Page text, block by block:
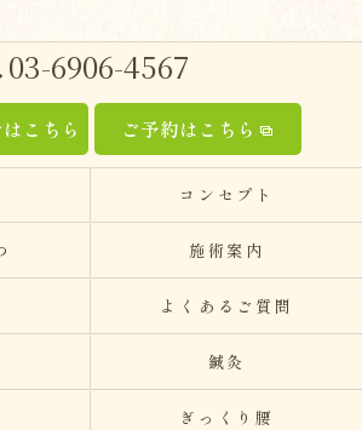
03-6906-4567
こちら ご予約はこちら
コンセプト
施術案内
よくあるご質問
鍼灸
ぎっくり腰